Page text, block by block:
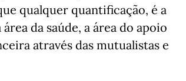
qualquer quantificação, é a
da saúde, a área do apoio
através das mutualistas e